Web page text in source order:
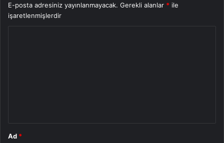
E-posta adresiniz yayınlanmayacak. Gerekli alanlar * ile
işaretlenmişlerdir
Ad *